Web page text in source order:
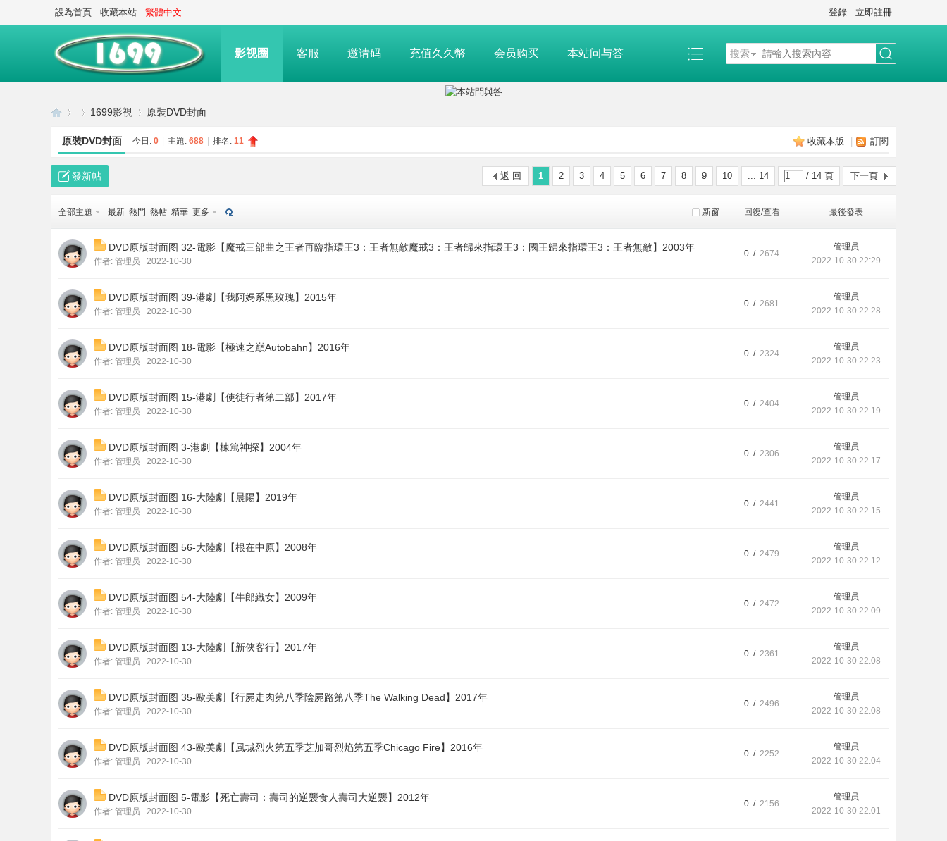
設為首頁 收藏本站 繁體中文 登錄 立即註冊
影视圈 客服 邀请码 充值久久幣 会员购买 本站问与答 搜索
16
99
影
视
» ›
1699影視 原裝DVD封面
收藏本版 訂閱
原裝DVD封面 今日: 0 主題: 688 排名: 11
1 2 3 4 5 6 7 8 9 10 ... 14 / 14 頁 下一頁
返 回
發新帖
新窗
全部主題 最新 熱門 熱帖 精華 更多 回復/查看 最後發表
DVD原版封面图 32-電影【魔戒三部曲之王者再臨指環王3：王者無敵魔戒3：王者歸來指環王3：國王歸來指環王3：王者無敵】2003年
作者: 管理员 2022-10-30
0 / 2674
管理员
2022-10-30 22:29
DVD原版封面图 39-港劇【我阿媽系黑玫瑰】2015年
作者: 管理员 2022-10-30
0 / 2681
管理员
2022-10-30 22:28
DVD原版封面图 18-電影【極速之巔Autobahn】2016年
作者: 管理员 2022-10-30
0 / 2324
管理员
2022-10-30 22:23
DVD原版封面图 15-港劇【使徒行者第二部】2017年
作者: 管理员 2022-10-30
0 / 2404
管理员
2022-10-30 22:19
DVD原版封面图 3-港劇【棟篤神探】2004年
作者: 管理员 2022-10-30
0 / 2306
管理员
2022-10-30 22:17
DVD原版封面图 16-大陸劇【晨陽】2019年
作者: 管理员 2022-10-30
0 / 2441
管理员
2022-10-30 22:15
DVD原版封面图 56-大陸劇【根在中原】2008年
作者: 管理员 2022-10-30
0 / 2479
管理员
2022-10-30 22:12
DVD原版封面图 54-大陸劇【牛郎織女】2009年
作者: 管理员 2022-10-30
0 / 2472
管理员
2022-10-30 22:09
DVD原版封面图 13-大陸劇【新俠客行】2017年
作者: 管理员 2022-10-30
0 / 2361
管理员
2022-10-30 22:08
DVD原版封面图 35-歐美劇【行屍走肉第八季陰屍路第八季The Walking Dead】2017年
作者: 管理员 2022-10-30
0 / 2496
管理员
2022-10-30 22:08
DVD原版封面图 43-歐美劇【風城烈火第五季芝加哥烈焰第五季Chicago Fire】2016年
作者: 管理员 2022-10-30
0 / 2252
管理员
2022-10-30 22:04
DVD原版封面图 5-電影【死亡壽司：壽司的逆襲食人壽司大逆襲】2012年
作者: 管理员 2022-10-30
0 / 2156
管理员
2022-10-30 22:01